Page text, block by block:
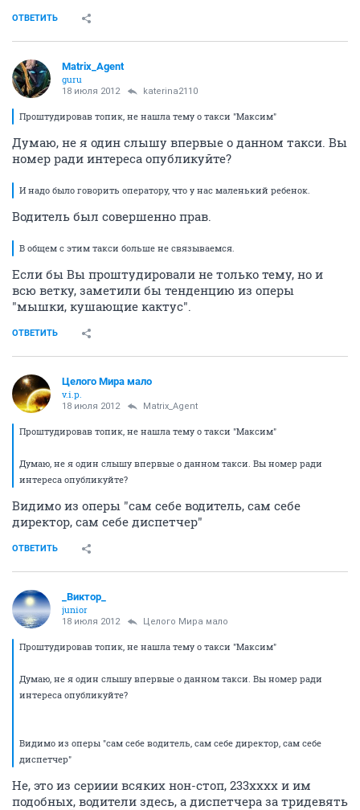
ОТВЕТИТЬ
Matrix_Agent
guru
18 июля 2012 katerina2110
Проштудировав топик, не нашла тему о такси "Максим"
Думаю, не я один слышу впервые о данном такси. Вы
номер ради интереса опубликуйте?
И надо было говорить оператору, что у нас маленький ребенок.
Водитель был совершенно прав.
В общем с этим такси больше не связываемся.
Если бы Вы проштудировали не только тему, но и
всю ветку, заметили бы тенденцию из оперы
"мышки, кушающие кактус".
ОТВЕТИТЬ
Целого Мира мало
v.i.p.
18 июля 2012 Matrix_Agent
Проштудировав топик, не нашла тему о такси "Максим"
Думаю, не я один слышу впервые о данном такси. Вы номер ради
интереса опубликуйте?
Видимо из оперы "сам себе водитель, сам себе
директор, сам себе диспетчер"
ОТВЕТИТЬ
_Виктор_
juniоr
18 июля 2012 Целого Мира мало
Проштудировав топик, не нашла тему о такси "Максим"
Думаю, не я один слышу впервые о данном такси. Вы номер ради
интереса опубликуйте?
Видимо из оперы "сам себе водитель, сам себе директор, сам себе
диспетчер"
Не, это из сериии всяких нон-стоп, 233хххх и им
подобных, водители здесь, а диспетчера за тридевять